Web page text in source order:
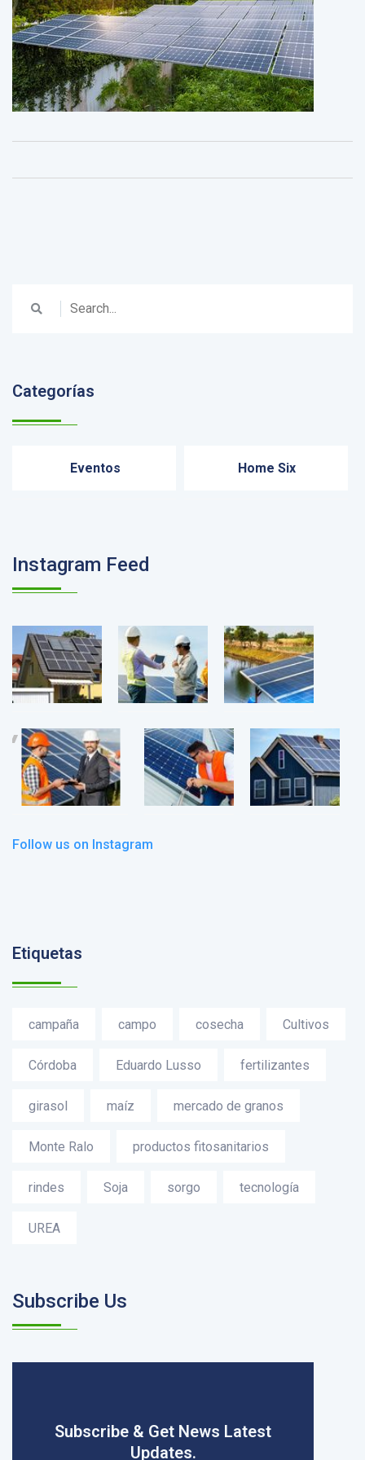
Categorías
Eventos Home Six
Instagram Feed
Follow us on Instagram
Etiquetas
campaña campo cosecha Cultivos
Córdoba Eduardo Lusso fertilizantes
girasol maíz mercado de granos
Monte Ralo productos fitosanitarios
rindes Soja sorgo tecnología
UREA
Subscribe Us
Subscribe & Get News Latest
Updates.